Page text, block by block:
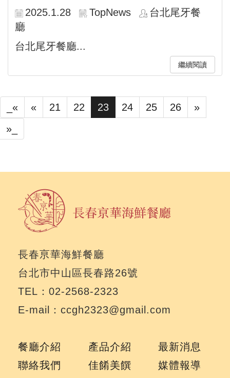
2025.1.28 TopNews
台北尾牙餐
廳
台北尾牙餐廳...
繼續閱讀
_« « 21 22 23 24 25 26
»
»_
長春亰華海鮮餐廳
台北市中山區長春路26號
TEL：02-2568-2323
E-mail：ccgh2323@gmail.com
餐廳介紹
聯絡我們
產品介紹
佳餚美饌
最新消息
媒體報導